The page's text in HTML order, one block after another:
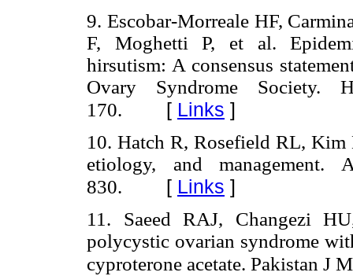
9. Escobar-Morreale HF,
F, Moghetti P, et al.
hirsutism: A consensus
Ovary Syndrome Society.
170. [ Links ]
10. Hatch R, Rosefield RL,
etiology, and management.
830. [ Links ]
11. Saeed RAJ, Changezi
polycystic ovarian syndrome
cyproterone acetate. Pakistan J